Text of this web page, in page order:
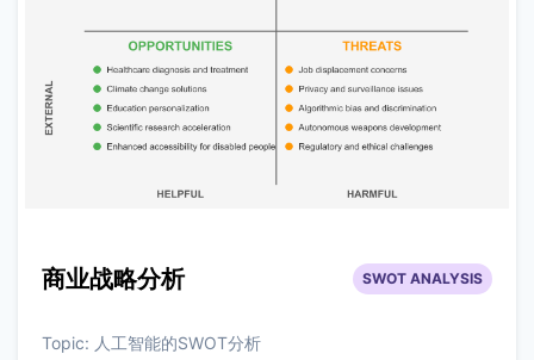
商业战略分析 SWOT ANALYSIS
Topic: 人工智能的SWOT分析